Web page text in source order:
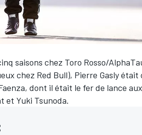
saisons chez Toro Rosso/
chez Red Bull), Pierre Gaslyétait
dont il était le fer de lance
et Yuki Tsunoda.